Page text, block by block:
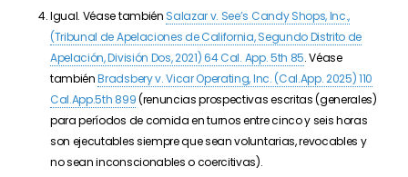
Igual. Véase también Salazar v. See’s Candy Shops, Inc.,
(Tribunal de Apelaciones de California, Segundo Distrito de
Apelación, División Dos, 2021) 64 Cal. App. 5th 85. Véase
tambiénBradsbery v. Vicar Operating, Inc. (Cal.App. 2025) 110
Cal.App.5th 899(renuncias prospectivas escritas (generales)
para períodos de comida en turnos entre cinco y seis horas
son ejecutables siempre que sean voluntarias, revocables y
no sean inconscionables o coercitivas).